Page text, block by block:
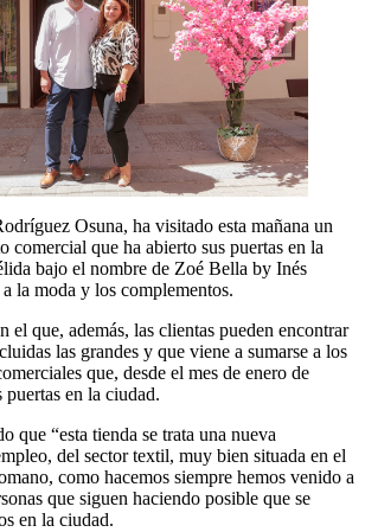
Osuna, ha visitado esta mañana un
comercial que ha abierto sus puertas en la
bajo el nombre de Zoé Bella by Inés
la moda y los complementos.
el que, además, las clientas pueden encontrar
las grandes y que viene a sumarse a los
que, desde el mes de enero de
puertas en la ciudad.
que “esta tienda se trata una nueva
del sector textil, muy bien situada en el
como hacemos siempre hemos venido a
que siguen haciendo posible que se
en la ciudad.